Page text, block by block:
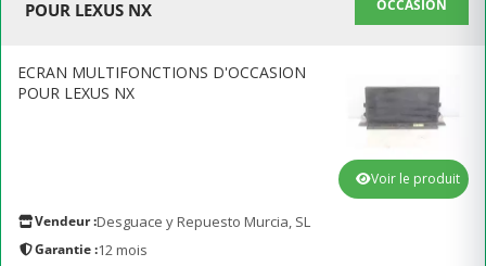
POUR LEXUS NX
OCCASION
ECRAN MULTIFONCTIONS D'OCCASION
POUR LEXUS NX
Vendeur :Desguace y Repuesto Murcia, SL
Garantie :12 mois
Voir le produit